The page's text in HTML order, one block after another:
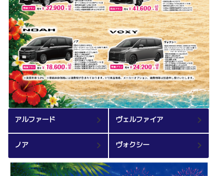
アルファード ヴェルファイア
ノア ヴォクシー